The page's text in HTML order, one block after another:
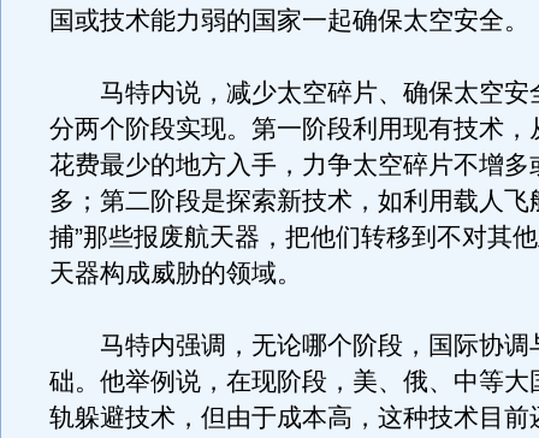
国或技术能力弱的国家一起确保太空安全。
马特内说，减少太空碎片、确保太空安
分两个阶段实现。第一阶段利用现有技术，
花费最少的地方入手，力争太空碎片不增多
多；第二阶段是探索新技术，如利用载人飞
捕”那些报废航天器，把他们转移到不对其
天器构成威胁的领域。
马特内强调，无论哪个阶段，国际协调
础。他举例说，在现阶段，美、俄、中等大
轨躲避技术，但由于成本高，这种技术目前